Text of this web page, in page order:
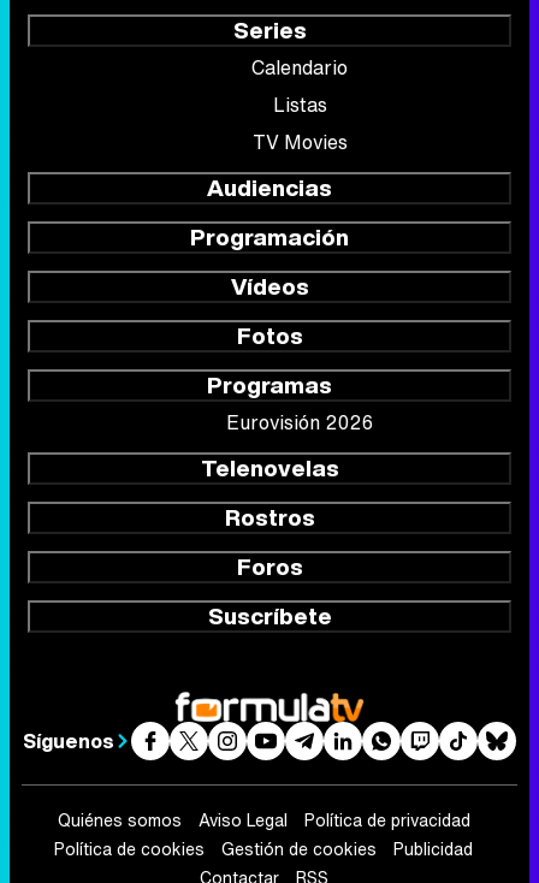
Series
Calendario
Listas
TV Movies
Audiencias
Programación
Vídeos
Fotos
Programas
Eurovisión 2026
Telenovelas
Rostros
Foros
Suscríbete
Síguenos
Quiénes somos Aviso Legal
Política de privacidad
Política de cookies
Gestión de cookies
Publicidad